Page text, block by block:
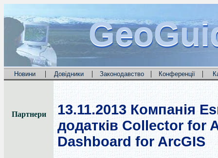
Новини | Довідники | Законодавство | Конференції |
Партнери 13.11.2013 Компанія
додатків Collector for
Dashboard for ArcGIS